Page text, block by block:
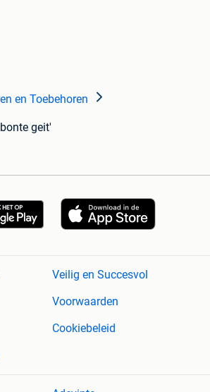
en Toebehoren
geit'
Veilig en Succesvol
Voorwaarden
Cookiebeleid